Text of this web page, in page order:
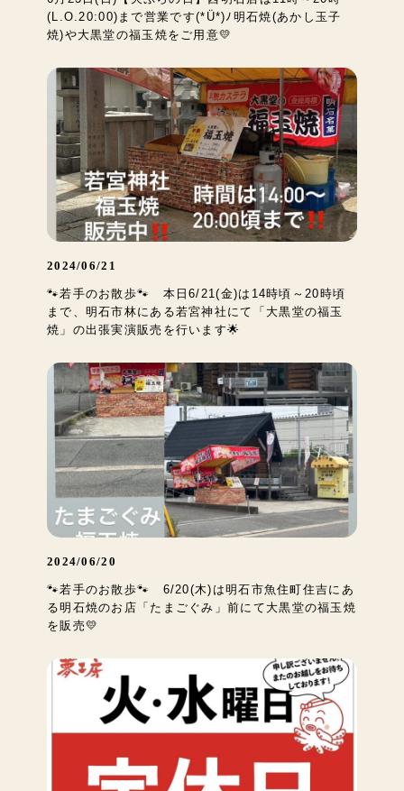
(L.O.20:00)まで営業です(*Ü*)ﾉ明石焼(あかし玉子
焼)や大黒堂の福玉焼をご用意💛
2024/06/21
🐾若手のお散歩🐾 本日6/21(金)は14時頃～20時頃
まで、明石市林にある若宮神社にて「大黒堂の福玉
焼」の出張実演販売を行います🌟
2024/06/20
🐾若手のお散歩🐾 6/20(木)は明石市魚住町住吉にあ
る明石焼のお店「たまごぐみ」前にて大黒堂の福玉焼
を販売💛